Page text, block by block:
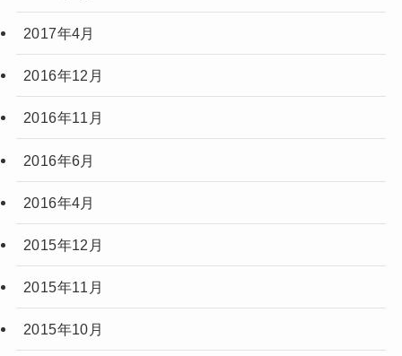
2017年4月
2016年12月
2016年11月
2016年6月
2016年4月
2015年12月
2015年11月
2015年10月